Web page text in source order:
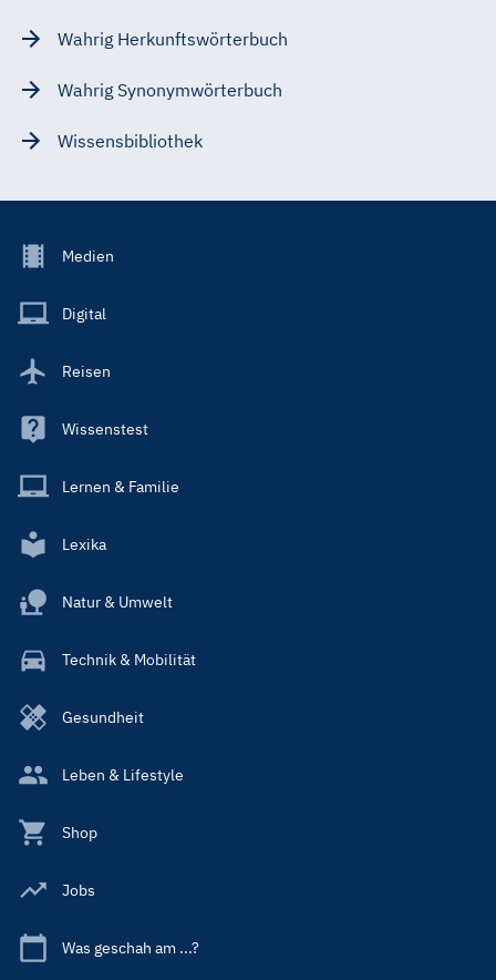
Wahrig Herkunftswörterbuch
Wahrig Synonymwörterbuch
Wissensbibliothek
Footer
Main
Medien
Digital
Reisen
Wissenstest
Lernen & Familie
Lexika
Natur & Umwelt
Technik & Mobilität
Gesundheit
Leben & Lifestyle
Shop
Jobs
Was geschah am ...?